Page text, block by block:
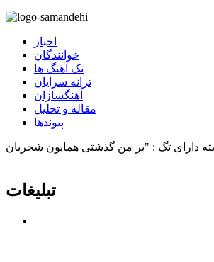
اخبار
خوانندگان
تک آهنگ ها
ترانه سرایان
آهنگسازان
مقاله و تحلیل
پیوندها
تبلیغات